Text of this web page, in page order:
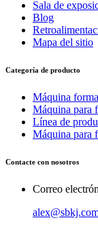
Sala de
Blog
Mapa del sitio
Categoría de producto
Máquina
Máquina para
Línea de
Máquina para
Contacte con nosotros
Correo